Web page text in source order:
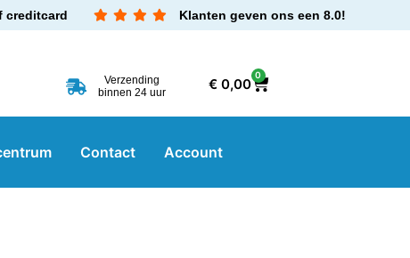
creditcard Klanten geven ons een 8.0!
Verzending
binnen 24 uur
€0,00
0
Contact Account